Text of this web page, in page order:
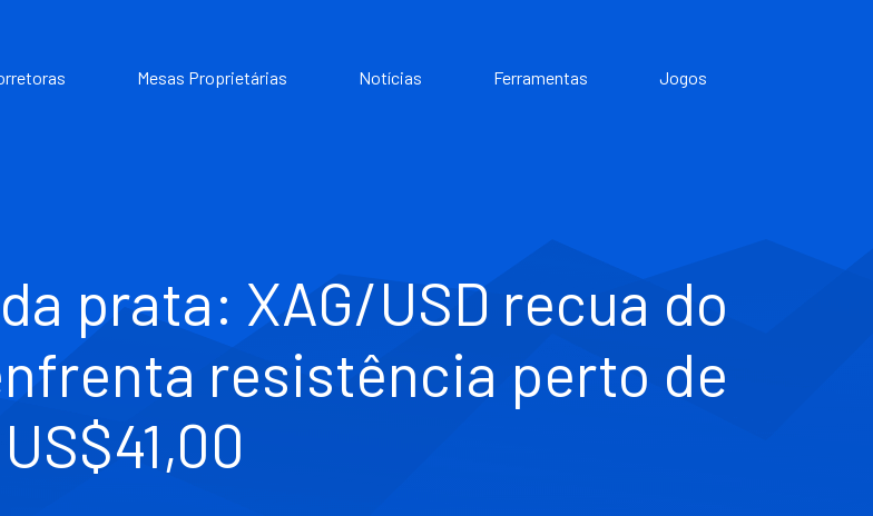
Mesas Proprietárias Notícias Ferramentas Jogos
prata: XAG/USD recua do
resistência perto de
US$41,00